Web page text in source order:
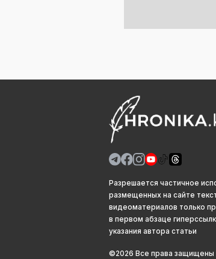
Разрешается частичное
размещенных на сайте
видеоматериалов только
в первом абзаце
указания автора статьи
©2026 Все права защищены